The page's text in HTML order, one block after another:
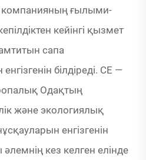
компанияның ғылыми-
кейінгі қызмет
сапа
енгізгенін білдіреді. CE —
Одақтың
және экологиялық
енгізгенін
әлемнің кез келген елінде